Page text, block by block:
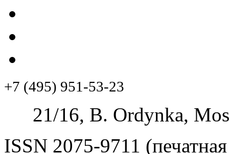
+7 (495) 951-53-23
21/16, B. Ordynka,
ISSN 2075-9711